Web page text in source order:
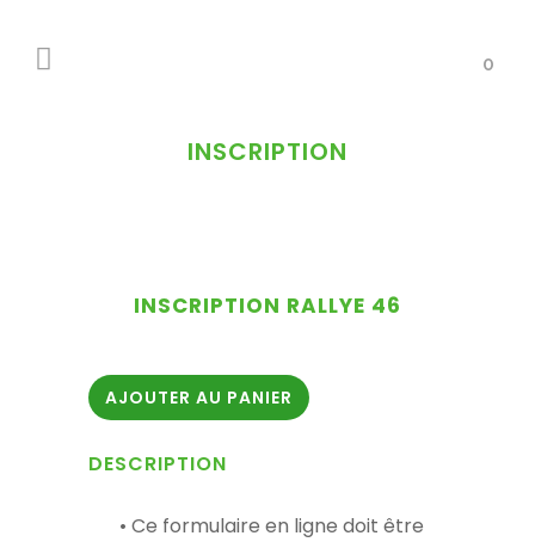
0
INSCRIPTION
INSCRIPTION RALLYE 46
AJOUTER AU PANIER
DESCRIPTION
• Ce formulaire en ligne doit être